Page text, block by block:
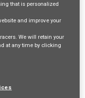
avec nous !
that is personalized
and improve your
We will retain your
at any time by clicking